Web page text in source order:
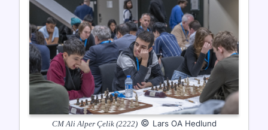
CM Ali Alper Çelik (2222)© Lars OA Hedlund